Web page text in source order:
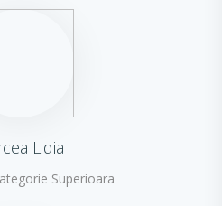
Lidia
Superioara